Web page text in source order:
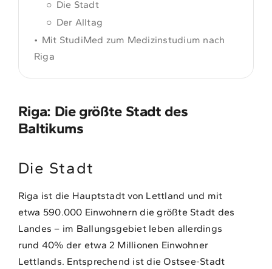
Die Stadt
Der Alltag
Mit StudiMed zum Medizinstudium nach
Riga
Riga: Die größte Stadt des
Baltikums
Die Stadt
Riga ist die Hauptstadt von Lettland und mit
etwa 590.000 Einwohnern die größte Stadt des
Landes – im Ballungsgebiet leben allerdings
rund 40% der etwa 2 Millionen Einwohner
Lettlands. Entsprechend ist die Ostsee-Stadt